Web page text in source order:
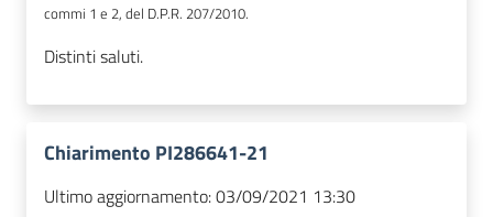
commi 1 e 2, del D.P.R. 207/2010.
Distinti saluti.
Chiarimento PI286641-21
Ultimo aggiornamento:03/09/2021 13:30